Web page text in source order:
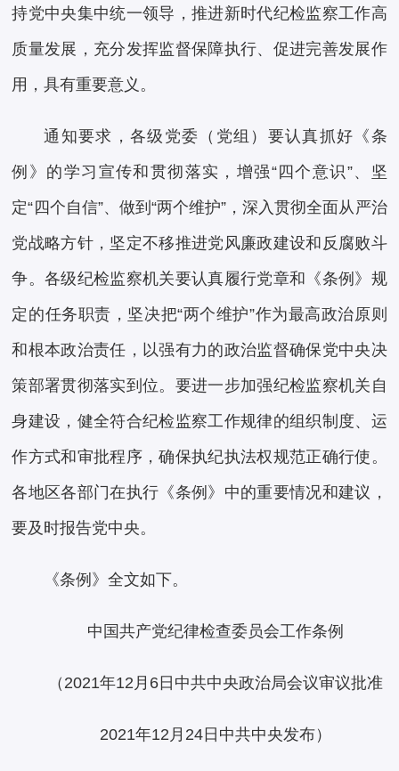
持党中央集中统一领导，推进新时代纪检监察工作高
质量发展，充分发挥监督保障执行、促进完善发展作
用，具有重要意义。
通知要求，各级党委（党组）要认真抓好《条
例》的学习宣传和贯彻落实，增强“四个意识”、坚
定“四个自信”、做到“两个维护”，深入贯彻全面从严治
党战略方针，坚定不移推进党风廉政建设和反腐败斗
争。各级纪检监察机关要认真履行党章和《条例》规
定的任务职责，坚决把“两个维护”作为最高政治原则
和根本政治责任，以强有力的政治监督确保党中央决
策部署贯彻落实到位。要进一步加强纪检监察机关自
身建设，健全符合纪检监察工作规律的组织制度、运
作方式和审批程序，确保执纪执法权规范正确行使。
各地区各部门在执行《条例》中的重要情况和建议，
要及时报告党中央。
《条例》全文如下。
中国共产党纪律检查委员会工作条例
（2021年12月6日中共中央政治局会议审议批准
2021年12月24日中共中央发布）